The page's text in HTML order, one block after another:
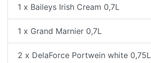
1 x Baileys Irish Cream 0,7L
1 x Grand Marnier 0,7L
2 x DelaForce Portwein white 0,75L